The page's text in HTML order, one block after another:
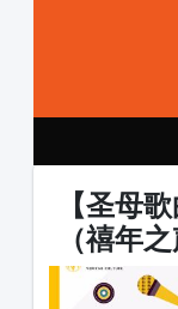
【圣母
（禧年
Video